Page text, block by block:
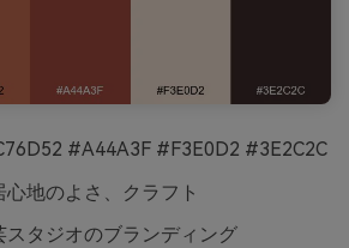
#A44A3F #F3E0D2 #3E2C2C
地のよさ、クラフト
スタジオのブランディング